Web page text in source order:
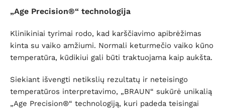
„Age Precision®“ technologija
Klinikiniai tyrimai rodo, kad karščiavimo apibrėžimas
kinta su vaiko amžiumi. Normali keturmečio vaiko kūno
temperatūra, kūdikiui gali būti traktuojama kaip aukšta.
Siekiant išvengti netikslių rezultatų ir neteisingo
temperatūros interpretavimo, „BRAUN“ sukūrė unikalią
„Age Precision®“ technologiją, kuri padeda teisingai